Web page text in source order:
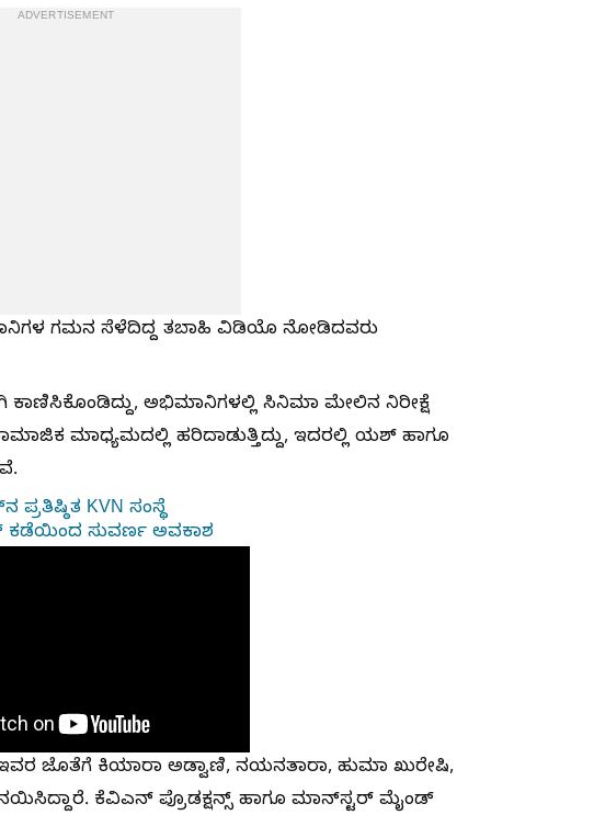
ADVERTISEMENT
ಗಮನ ಸೆಳೆದಿದ್ದ ತಬಾಹಿ ವಿಡಿಯೊ ನೋಡಿದವರು
ಅಭಿಮಾನಿಗಳಲ್ಲಿ ಸಿನಿಮಾ ಮೇಲಿನ ನಿರೀಕ್ಷೆ
ಮಾಧ್ಯಮದಲ್ಲಿ ಹರಿದಾಡುತ್ತಿದ್ದು, ಇದರಲ್ಲಿ ಯಶ್‌ ಹಾಗೂ
ಪ್ರತಿಷ್ಠಿತ KVN ಸಂಸ್ಥೆ
ಕಡೆಯಿಂದ ಸುವರ್ಣ ಅವಕಾಶ
ಇವರ ಜೊತೆಗೆ ಕಿಯಾರಾ ಅಡ್ವಾಣಿ, ನಯನತಾರಾ, ಹುಮಾ ಖುರೇಷಿ,
ಕೆವಿಎನ್ ಪ್ರೊಡಕ್ಷನ್ಸ್ ಹಾಗೂ ಮಾನ್‌ಸ್ಟರ್ ಮೈಂಡ್